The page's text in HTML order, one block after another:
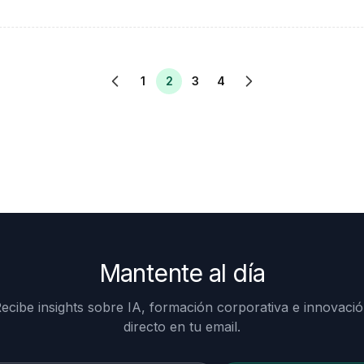
1 2 3 4
Mantente al día
insights sobre IA, formación corporativa e
directo en tu email.